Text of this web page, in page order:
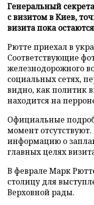
Генеральный
с визитом в Киев,
визита пока
Рютте приехал в
Соответствующие
железнодорожного
социальных сетях,
видно, как политик
находится на
Официальные
момент
информацию о
главных целях
В феврале Марк
столицу для
Верховной рады.